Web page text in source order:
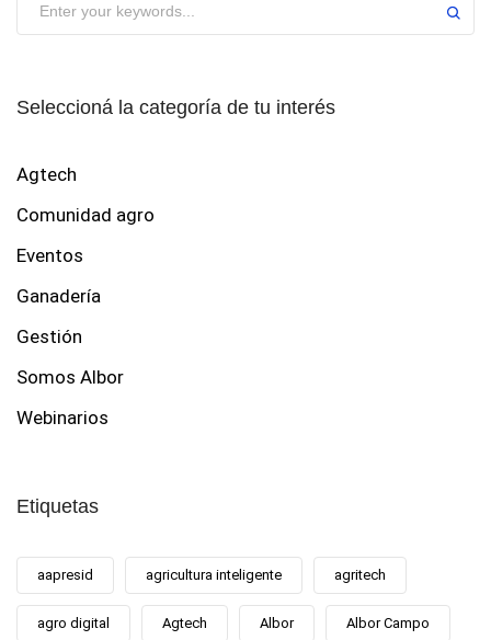
Seleccioná la categoría de tu interés
Agtech
Comunidad agro
Eventos
Ganadería
Gestión
Somos Albor
Webinarios
Etiquetas
aapresid agricultura inteligente agritech
agro digital Agtech Albor Albor Campo